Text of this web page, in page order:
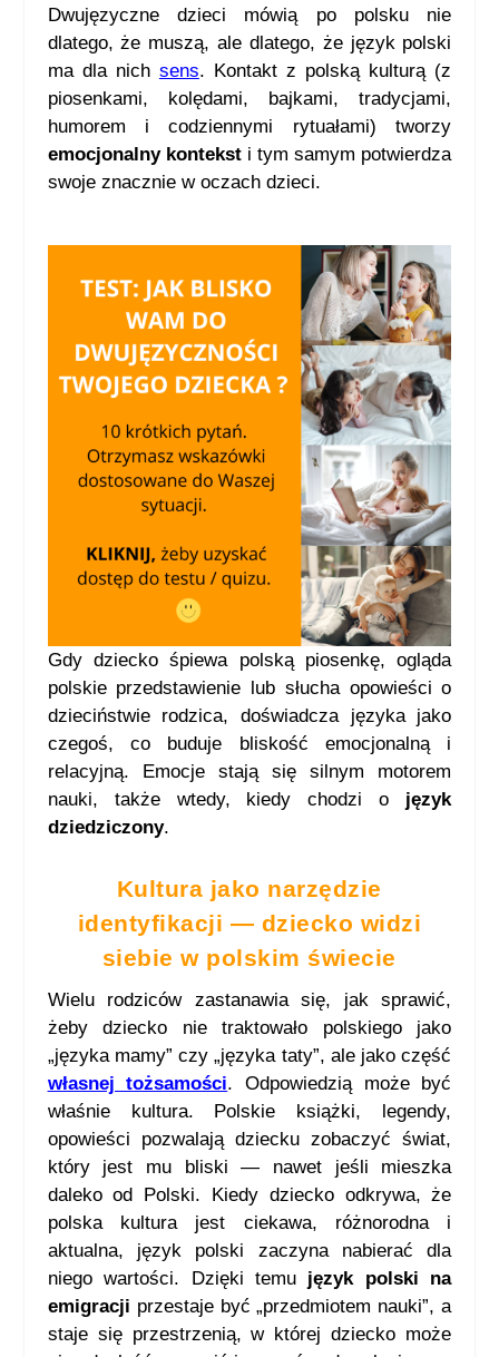
Dwujęzyczne dzieci mówią po polsku nie
dlatego, że muszą, ale dlatego, że język polski
ma dla nich sens. Kontakt z polską kulturą (z
piosenkami, kolędami, bajkami, tradycjami,
humorem i codziennymi rytuałami) tworzy
emocjonalny konteksti tym samym potwierdza
swoje znacznie w oczach dzieci.
Gdy dziecko śpiewa polską piosenkę, ogląda
polskie przedstawienie lub słucha opowieści o
dzieciństwie rodzica, doświadcza języka jako
czegoś, co buduje bliskość emocjonalną i
relacyjną. Emocje stają się silnym motorem
nauki, także wtedy, kiedy chodzi o język
dziedziczony.
Kultura jako narzędzie
identyfikacji — dziecko widzi
siebie w polskim świecie
Wielu rodziców zastanawia się, jak sprawić,
żeby dziecko nie traktowało polskiego jako
„języka mamy” czy „języka taty”, ale jako część
własnej tożsamości. Odpowiedzią może być
właśnie kultura. Polskie książki, legendy,
opowieści pozwalają dziecku zobaczyć świat,
który jest mu bliski — nawet jeśli mieszka
daleko od Polski. Kiedy dziecko odkrywa, że
polska kultura jest ciekawa, różnorodna i
aktualna, język polski zaczyna nabierać dla
niego wartości. Dzięki temu język polski na
emigracji przestaje być „przedmiotem nauki”, a
staje się przestrzenią, w której dziecko może